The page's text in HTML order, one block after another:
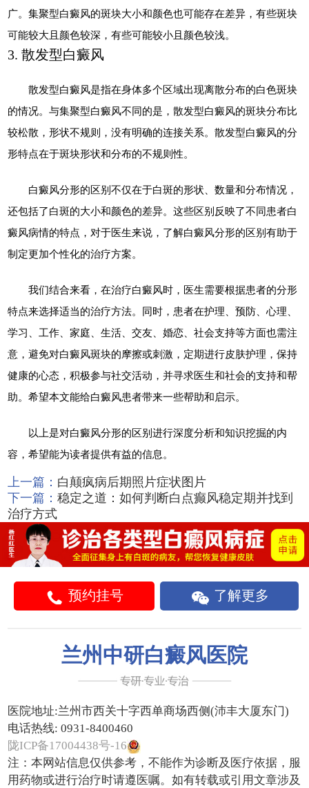
广。集聚型白癜风的斑块大小和颜色也可能存在差异，有些斑块
可能较大且颜色较深，有些可能较小且颜色较浅。
3. 散发型白癜风
散发型白癜风是指在身体多个区域出现离散分布的白色斑块
的情况。与集聚型白癜风不同的是，散发型白癜风的斑块分布比
较松散，形状不规则，没有明确的连接关系。散发型白癜风的分
形特点在于斑块形状和分布的不规则性。
白癜风分形的区别不仅在于白斑的形状、数量和分布情况，
还包括了白斑的大小和颜色的差异。这些区别反映了不同患者白
癜风病情的特点，对于医生来说，了解白癜风分形的区别有助于
制定更加个性化的治疗方案。
我们结合来看，在治疗白癜风时，医生需要根据患者的分形
特点来选择适当的治疗方法。同时，患者在护理、预防、心理、
学习、工作、家庭、生活、交友、婚恋、社会支持等方面也需注
意，避免对白癜风斑块的摩擦或刺激，定期进行皮肤护理，保持
健康的心态，积极参与社交活动，并寻求医生和社会的支持和帮
助。希望本文能给白癜风患者带来一些帮助和启示。
以上是对白癜风分形的区别进行深度分析和知识挖掘的内
容，希望能为读者提供有益的信息。
上一篇： 白颠疯病后期照片症状图片
下一篇：稳定之道：如何判断白点癫风稳定期并找到
治疗方式
预约挂号 了解更多
兰州中研白癜风医院
医院地址:兰州市西关十字西单商场西侧(沛丰大厦东门)
电话热线: 0931-8400460
陇ICP备17004438号-16
注：本网站信息仅供参考，不能作为诊断及医疗依据，服
用药物或进行治疗时请遵医嘱。如有转载或引用文章涉及